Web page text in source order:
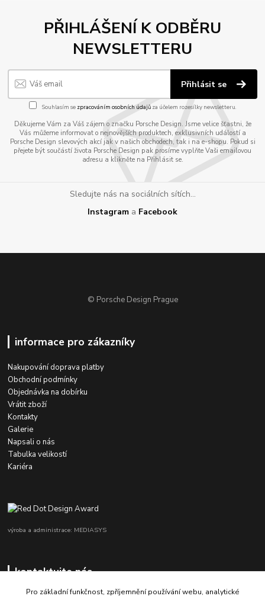
PŘIHLÁŠENÍ K ODBĚRU
NEWSLETTERU
Přihlásit se
Souhlasím se zpracováním osobních údajůza účelem rozesílky newsletteru.
Děkujeme Vám za Váš zájem o značku Porsche Design. Jsme velice šťastni, že
Vás můžeme informovat o nejnovějších produktech, exklusivních událostí a
Porsche Design slevových akcí jak v našich obchodech, tak i na e-shopu. Pokud si
přejete být součástí života Porsche Design pak prosíme vyplňte Vaši emailovou
adresu a klikněte na Přihlásit se.
Sledujte nás na sociálních sítích...
Instagram a Facebook
© Porsche Design Prague
informace pro zákazníky
Nakupování doprava platby
Obchodní podmínky
Objednávka na dobírku
Vrátit zboží
Kontakty
Galerie
Napsali o nás
Tabulka velikostí
Kariéra
výroba a administrace: MEDIASYS
kontaktujte nás
Pro základní funkčnost, zpříjemnění používání webu, analytické